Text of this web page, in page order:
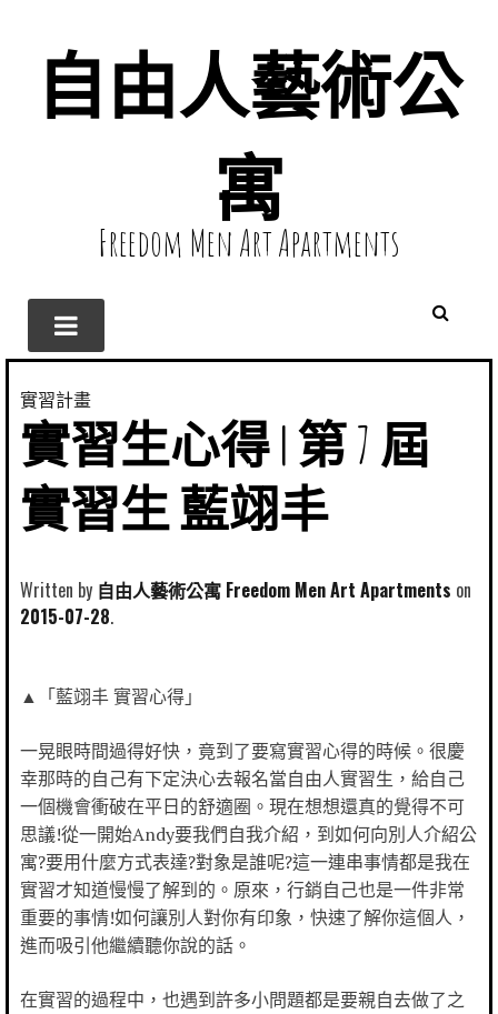
自由人藝術公
寓
Freedom Men Art Apartments
實習計畫
實習生心得 | 第 7 屆
實習生 藍翊丰
Written by 自由人藝術公寓 Freedom Men Art Apartments
2015-07-28
▲「藍翊丰 實習心得」
一晃眼時間過得好快，竟到了要寫實習心得的時候。很慶
幸那時的自己有下定決心去報名當自由人實習生，給自己
一個機會衝破在平日的舒適圈。現在想想還真的覺得不可
思議!從一開始Andy要我們自我介紹，到如何向別人介紹公
寓?要用什麼方式表達?對象是誰呢?這一連串事情都是我在
實習才知道慢慢了解到的。原來，行銷自己也是一件非常
重要的事情!如何讓別人對你有印象，快速了解你這個人，
進而吸引他繼續聽你說的話。
在實習的過程中，也遇到許多小問題都是要親自去做了之